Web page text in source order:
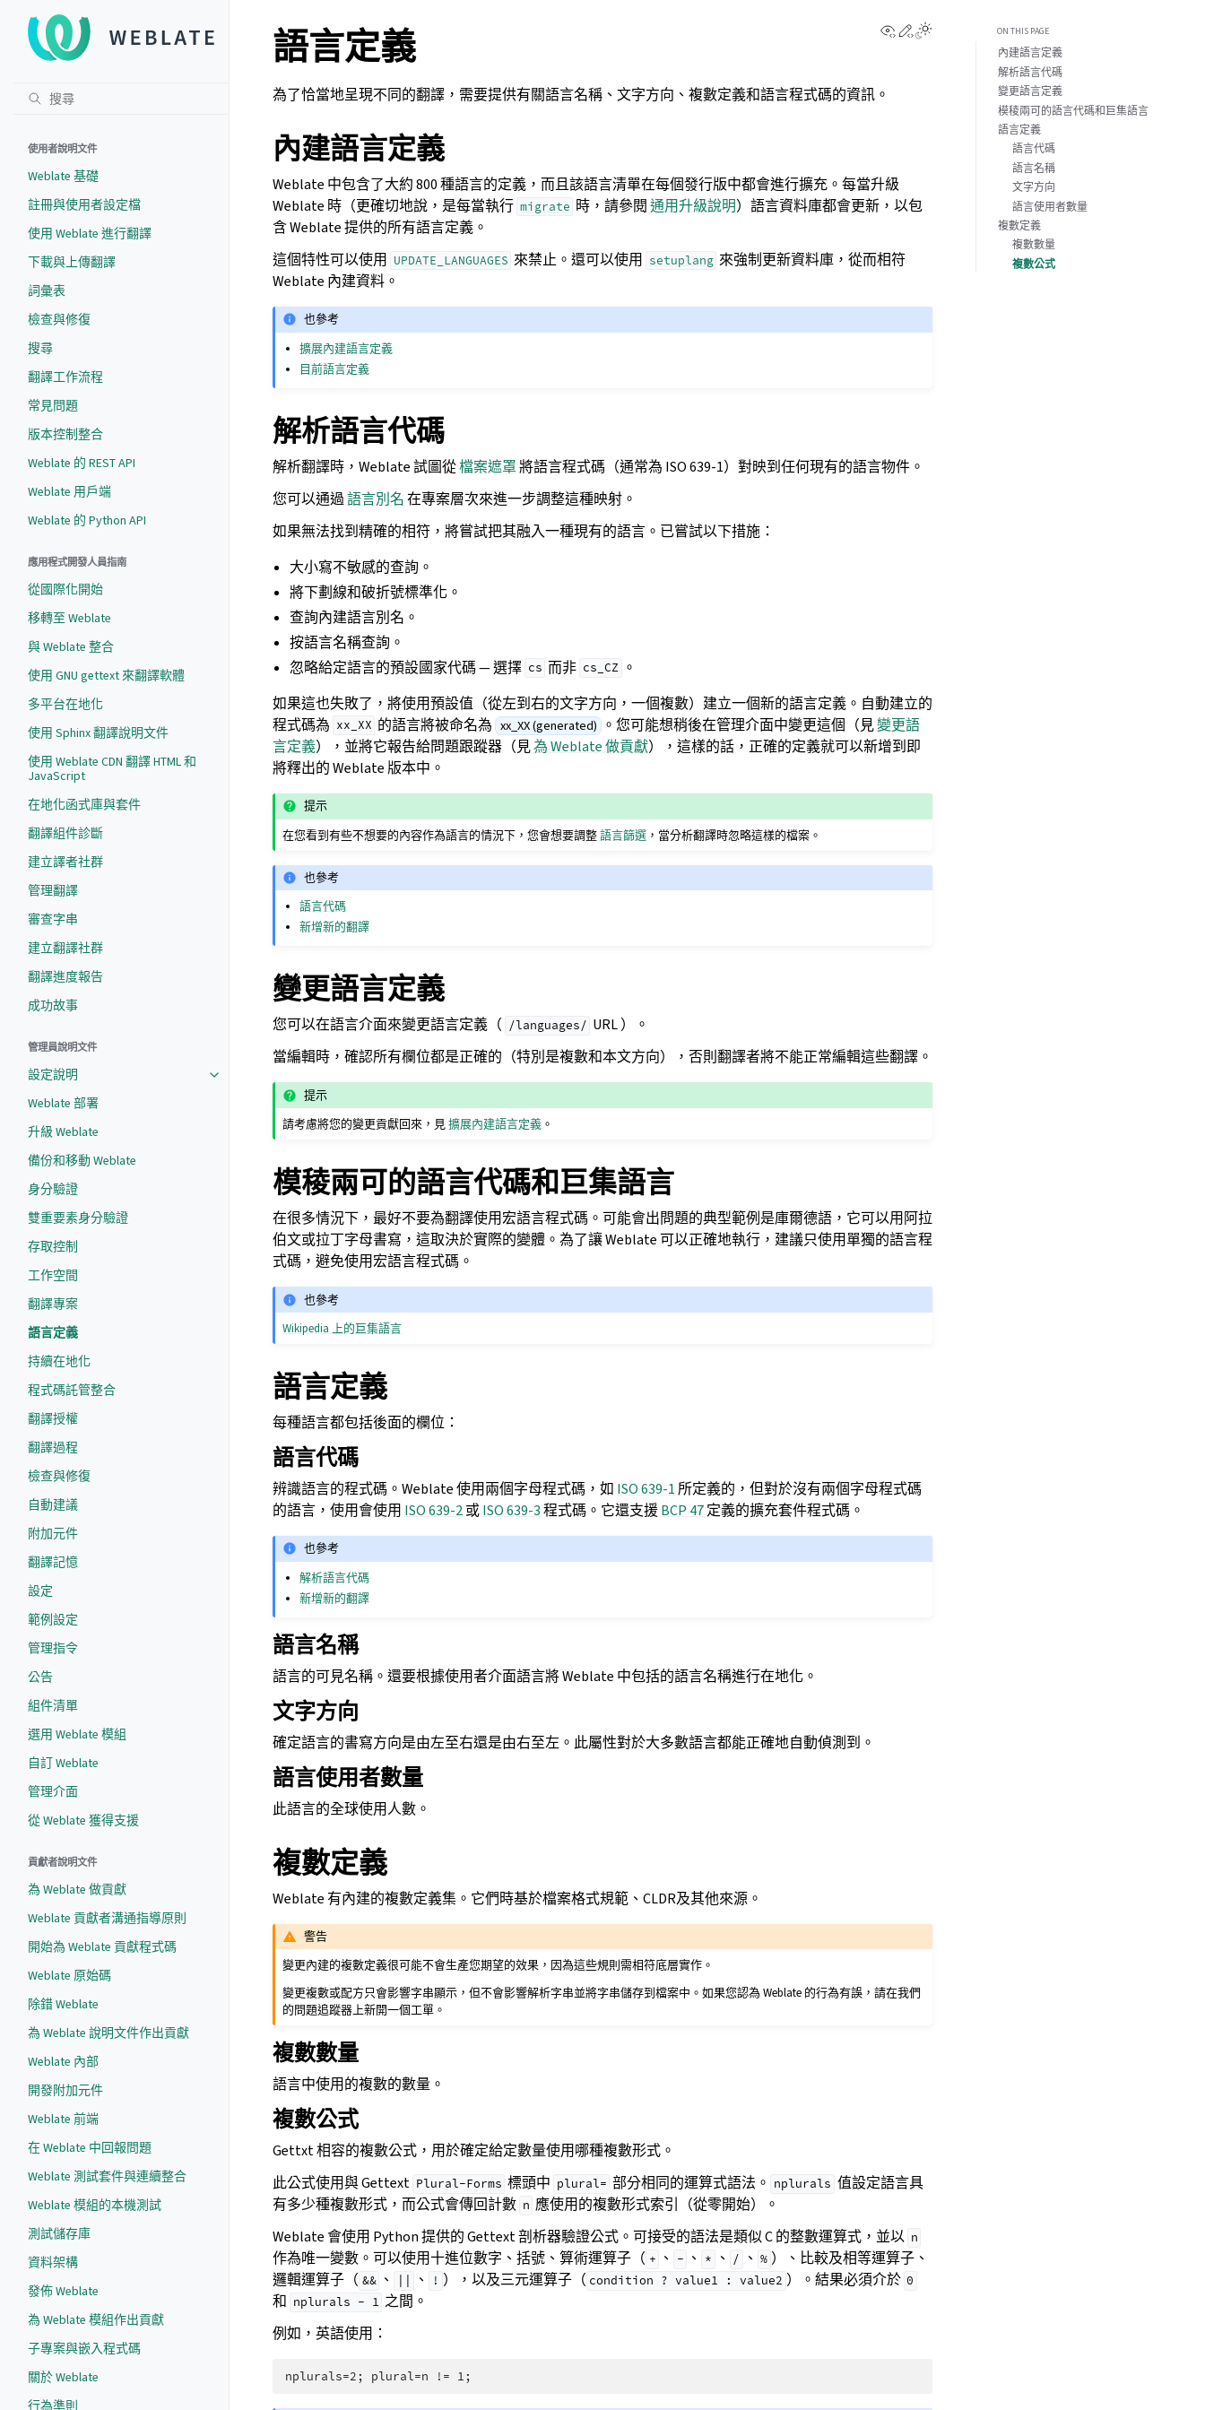
使用者說明文件
Weblate 基礎
註冊與使用者設定檔
使用 Weblate 進行翻譯
下載與上傳翻譯
詞彙表
檢查與修復
搜尋
翻譯工作流程
常見問題
版本控制整合
Weblate 的 REST API
Weblate 用戶端
Weblate 的 Python API
應用程式開發人員指南
從國際化開始
移轉至 Weblate
與 Weblate 整合
使用 GNU gettext 來翻譯軟體
多平台在地化
使用 Sphinx 翻譯說明文件
使用 Weblate CDN 翻譯 HTML 和
JavaScript
在地化函式庫與套件
翻譯組件診斷
建立譯者社群
管理翻譯
審查字串
建立翻譯社群
翻譯進度報告
成功故事
管理員說明文件
設定說明
Weblate 部署
升級 Weblate
備份和移動 Weblate
身分驗證
雙重要素身分驗證
存取控制
工作空間
翻譯專案
語言定義
持續在地化
程式碼託管整合
翻譯授權
翻譯過程
檢查與修復
自動建議
附加元件
翻譯記憶
設定
範例設定
管理指令
公告
組件清單
選用 Weblate 模組
自訂 Weblate
管理介面
從 Weblate 獲得支援
貢獻者說明文件
為 Weblate 做貢獻
Weblate 貢獻者溝通指導原則
開始為 Weblate 貢獻程式碼
Weblate 原始碼
除錯 Weblate
為 Weblate 說明文件作出貢獻
Weblate 內部
開發附加元件
Weblate 前端
在 Weblate 中回報問題
Weblate 測試套件與連續整合
Weblate 模組的本機測試
測試儲存庫
資料架構
發佈 Weblate
為 Weblate 模組作出貢獻
子專案與嵌入程式碼
關於 Weblate
行為準則
View this page
Edit this page
語言定義
為了恰當地呈現不同的翻譯，需要提供有關語言名稱、文字方向、複數定義和語言程式碼的資訊。
內建語言定義
Weblate 中包含了大約 800 種語言的定義，而且該語言清單在每個發行版中都會進行擴充。每當升級
Weblate 時（更確切地說，是每當執行 migrate 時，請參閱通用升級說明）語言資料庫都會更新，以包
含 Weblate 提供的所有語言定義。
這個特性可以使用
UPDATE_LANGUAGES 來禁止。還可以使用 setuplang 來強制更新資料庫，從而相符
Weblate 內建資料。
也參考
擴展內建語言定義
目前語言定義
解析語言代碼
解析翻譯時，Weblate 試圖從檔案遮罩將語言程式碼（通常為 ISO 639-1）對映到任何現有的語言物件。
您可以通過語言別名在專案層次來進一步調整這種映射。
如果無法找到精確的相符，將嘗試把其融入一種現有的語言。已嘗試以下措施：
大小寫不敏感的查詢。
將下劃線和破折號標準化。
查詢內建語言別名。
按語言名稱查詢。
忽略給定語言的預設國家代碼 — 選擇 cs 而非 cs_CZ 。
如果這也失敗了，將使用預設值（從左到右的文字方向，一個複數）建立一個新的語言定義。自動建立的
程式碼為 xx_XX 的語言將被命名為 xx_XX (generated) 。您可能想稍後在管理介面中變更這個（見變更語
言定義），並將它報告給問題跟蹤器（見為 Weblate 做貢獻），這樣的話，正確的定義就可以新增到即
將釋出的 Weblate 版本中。
提示
在您看到有些不想要的內容作為語言的情況下，您會想要調整語言篩選 ，當分析翻譯時忽略這樣的檔案。
也參考
語言代碼
新增新的翻譯
變更語言定義
您可以在語言介面來變更語言定義（ /languages/ URL ）。
當編輯時，確認所有欄位都是正確的（特別是複數和本文方向），否則翻譯者將不能正常編輯這些翻譯。
提示
請考慮將您的變更貢獻回來，見擴展內建語言定義 。
模稜兩可的語言代碼和巨集語言
在很多情況下，最好不要為翻譯使用宏語言程式碼。可能會出問題的典型範例是庫爾德語，它可以用阿拉
伯文或拉丁字母書寫，這取決於實際的變體。為了讓 Weblate 可以正確地執行，建議只使用單獨的語言程
式碼，避免使用宏語言程式碼。
也參考
Wikipedia 上的巨集語言
語言定義
每種語言都包括後面的欄位：
語言代碼
辨識語言的程式碼。Weblate 使用兩個字母程式碼，如 ISO 639-1 所定義的，但對於沒有兩個字母程式碼
的語言，使用會使用 ISO 639-2或ISO 639-3程式碼。它還支援BCP 47定義的擴充套件程式碼。
也參考
解析語言代碼
新增新的翻譯
語言名稱
語言的可見名稱。還要根據使用者介面語言將 Weblate 中包括的語言名稱進行在地化。
文字方向
確定語言的書寫方向是由左至右還是由右至左。此屬性對於大多數語言都能正確地自動偵測到。
語言使用者數量
此語言的全球使用人數。
複數定義
Weblate 有內建的複數定義集。它們時基於檔案格式規範、CLDR及其他來源。
警告
變更內建的複數定義很可能不會生產您期望的效果，因為這些規則需相符底層實作。
變更複數或配方只會影響字串顯示，但不會影響解析字串並將字串儲存到檔案中。如果您認為 Weblate 的行為有誤，請在我們
的問題追蹤器上新開一個工單。
複數數量
語言中使用的複數的數量。
複數公式
Gettxt 相容的複數公式，用於確定給定數量使用哪種複數形式。
此公式使用與 Gettext Plural-Forms 標頭中 plural= 部分相同的運算式語法。 nplurals 值設定語言具
有多少種複數形式，而公式會傳回計數 n 應使用的複數形式索引（從零開始）。
Weblate 會使用 Python 提供的 Gettext 剖析器驗證公式。可接受的語法是類似 C 的整數運算式，並以 n
作為唯一變數。可以使用十進位數字、括號、算術運算子（ + 、 - 、 * 、 / 、 % ）、比較及相等運算子、
邏輯運算子（ && 、 、 ! ），以及三元運算子（ condition ? value1 : value2 ）。結果必須介於 0
和 nplurals - 1 之間。
例如，英語使用：
ON THIS PAGE
內建語言定義
解析語言代碼
變更語言定義
模稜兩可的語言代碼和巨集語言
語言定義
語言代碼
語言名稱
文字方向
語言使用者數量
複數定義
複數數量
複數公式